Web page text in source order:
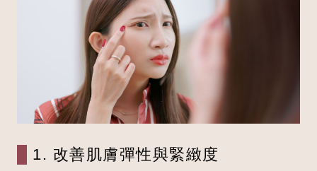
1. 改善肌膚彈性與緊緻度